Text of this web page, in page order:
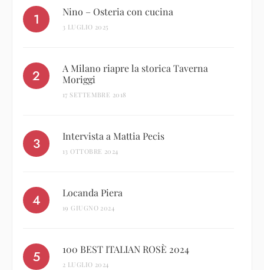
Nino – Osteria con cucina
3 LUGLIO 2025
A Milano riapre la storica Taverna
Moriggi
17 SETTEMBRE 2018
Intervista a Mattia Pecis
13 OTTOBRE 2024
Locanda Piera
19 GIUGNO 2024
100 BEST ITALIAN ROSÈ 2024
2 LUGLIO 2024